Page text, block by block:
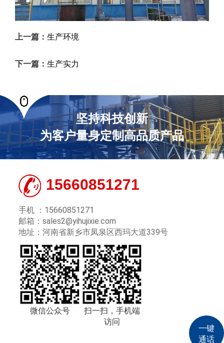
上一篇： 生产环境
下一篇： 生产实力
坚持科技创新
为客户量身定制高品质产品
15660851271
手机 ：15660851271
邮箱：sales2@yihujixie.com
地址：河南省新乡市凤泉区西玛大道339号
微信公众号
扫一扫，手机端
访问
一键
通话